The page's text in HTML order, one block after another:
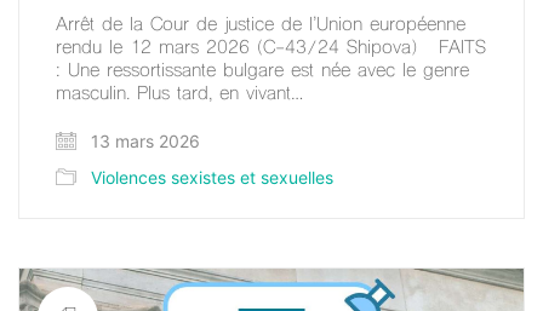
Arrêt de la Cour de justice de l’Union européenne
rendu le 12 mars 2026 (C-43/24 Shipova) FAITS
: Une ressortissante bulgare est née avec le genre
masculin. Plus tard, en vivant…
13 mars 2026
Violences sexistes et sexuelles